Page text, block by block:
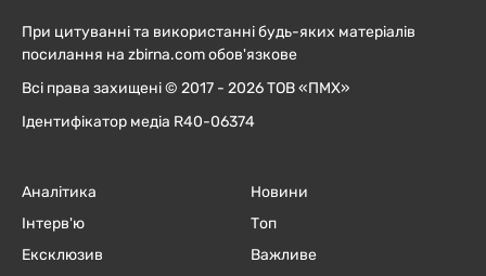
При цитуванні та використанні будь-яких матеріалів
посилання на zbirna.com обов'язкове
Всі права захищені © 2017 - 2026 ТОВ «ПМХ»
Ідентифікатор медіа R40-06374
Аналітика
Інтерв'ю
Ексклюзив
Новини
Топ
Важливе